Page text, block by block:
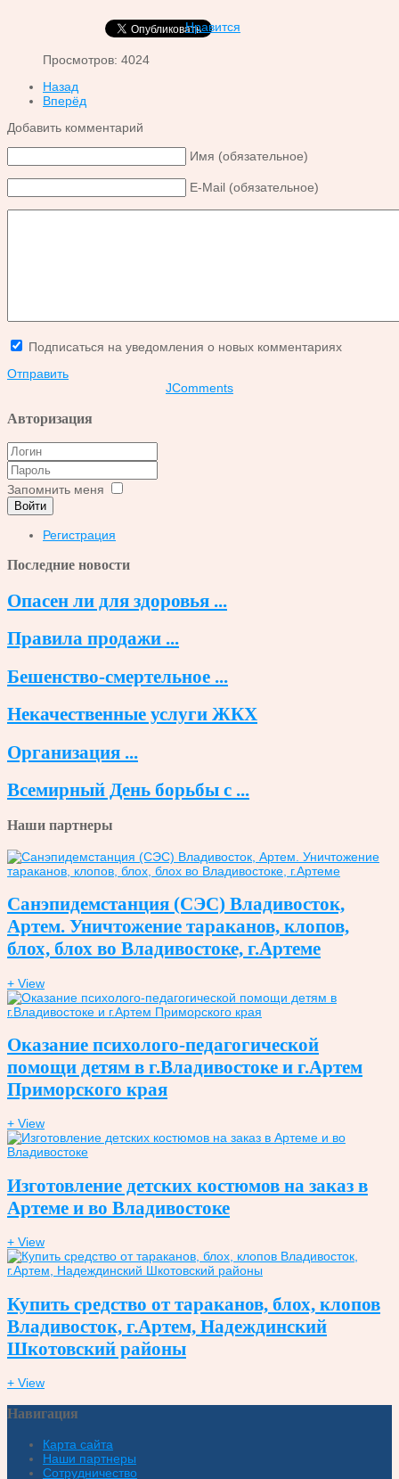
Нравится
Просмотров: 4024
Назад
Вперёд
Добавить комментарий
Имя (обязательное)
E-Mail (обязательное)
Подписаться на уведомления о новых комментариях
Отправить
JComments
Авторизация
Запомнить меня
Войти
Регистрация
Последние новости
Опасен ли для здоровья ...
Правила продажи ...
Бешенство-смертельное ...
Некачественные услуги ЖКХ
Организация ...
Всемирный День борьбы с ...
Наши партнеры
Санэпидемстанция (СЭС) Владивосток,
Артем. Уничтожение тараканов, клопов,
блох, блох во Владивостоке, г.Артеме
+ View
Оказание психолого-педагогической
помощи детям в г.Владивостоке и г.Артем
Приморского края
+ View
Изготовление детских костюмов на заказ в
Артеме и во Владивостоке
+ View
Купить средство от тараканов, блох, клопов
Владивосток, г.Артем, Надеждинский
Шкотовский районы
+ View
Навигация
Карта сайта
Наши партнеры
Сотрудничество